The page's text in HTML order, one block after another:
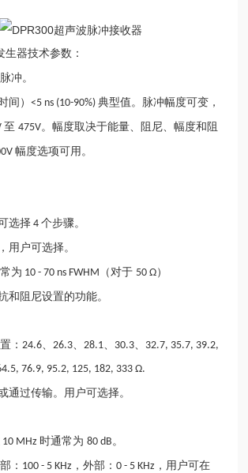
生器技术参数：
冲。
间）<5 ns (10-90%)典型值。脉冲幅度可变，
至475V。幅度取决于能量、阻尼、幅度和阻
幅度选项可用。
选择 4个步骤。
用户可选择。
为 10 - 70 ns FWHM （对于 50 Ω）
和阻尼设置的功能。
： 24.6 26.3 28.1 30.3
32.7, 35.7, 39.2,
76.9, 95.2, 125, 182, 333 Ω.
通过传输。用户可选择。
10 MHz 时通常为80 dB 。
： 100 - 5 KHz ，外部：0 - 5 KHz ，用户可在